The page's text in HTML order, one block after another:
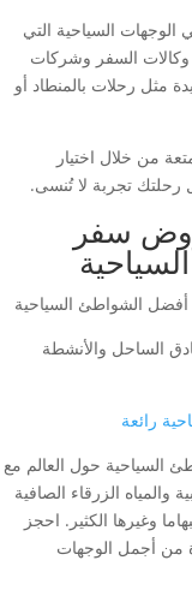
السياحية التي
السفر وشركات
مثل رحلات بالمنطاد أو
من خلال اختيار
رحلتك تجربة لا تُنسى.
سفر
الساحل والأنشطة
رائعة
حول العالم مع
الزرقاء الصافية
وغيرها الكثير. احجز
من أجمل الوجهات